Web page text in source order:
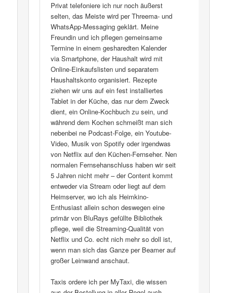
Privat telefoniere ich nur noch äußerst
selten, das Meiste wird per Threema- und
WhatsApp-Messaging geklärt. Meine
Freundin und ich pflegen gemeinsame
Termine in einem gesharedten Kalender
via Smartphone, der Haushalt wird mit
Online-Einkaufslisten und separatem
Haushaltskonto organisiert. Rezepte
ziehen wir uns auf ein fest installiertes
Tablet in der Küche, das nur dem Zweck
dient, ein Online-Kochbuch zu sein, und
während dem Kochen schmeißt man sich
nebenbei ne Podcast-Folge, ein Youtube-
Video, Musik von Spotify oder irgendwas
von Netflix auf den Küchen-Fernseher. Nen
normalen Fernsehanschluss haben wir seit
5 Jahren nicht mehr – der Content kommt
entweder via Stream oder liegt auf dem
Heimserver, wo ich als Heimkino-
Enthusiast allein schon deswegen eine
primär von BluRays gefüllte Bibliothek
pflege, weil die Streaming-Qualität von
Netflix und Co. echt nich mehr so doll ist,
wenn man sich das Ganze per Beamer auf
großer Leinwand anschaut.
Taxis ordere ich per MyTaxi, die wissen